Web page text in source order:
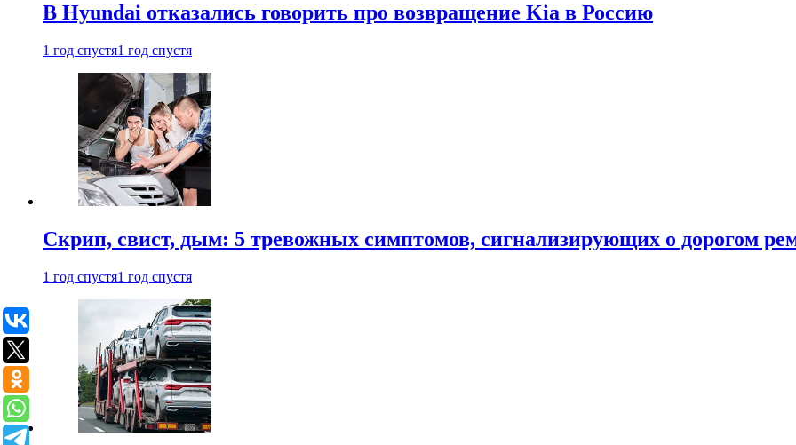
В Hyundai отказались говорить про возвращение Kia в Россию
1 год спустя1 год спустя
Скрип, свист, дым: 5 тревожных симптомов, сигнализирующих о дорогом
1 год спустя1 год спустя